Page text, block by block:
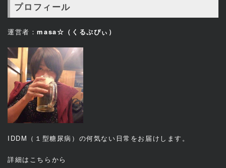
プロフィール
運営者：masa☆（くるぷぴぃ）
IDDM（１型糖尿病）の何気ない日常をお届けします。
詳細は こちら から